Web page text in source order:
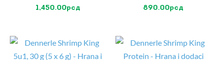
1,450.00рсд 890.00рсд